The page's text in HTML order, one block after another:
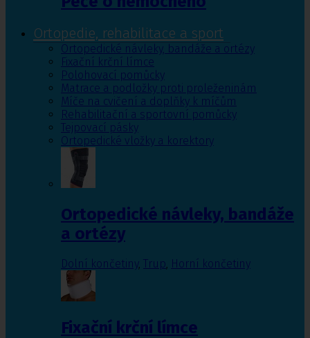
Ortopedie, rehabilitace a sport
Ortopedické návleky, bandáže a ortézy
Fixační krční límce
Polohovací pomůcky
Matrace a podložky proti proleženinám
Míče na cvičení a doplňky k míčům
Rehabilitační a sportovní pomůcky
Tejpovací pásky
Ortopedické vložky a korektory
Ortopedické návleky, bandáže
a ortézy
Dolní končetiny, Trup, Horní končetiny
Fixační krční límce